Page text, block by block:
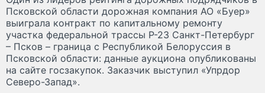
Псковской области дорожная компания АО «Буер»
выиграла контракт по капитальному ремонту
участка федеральной трассы Р-23 Санкт-Петербург
– Псков – граница с Республикой Белоруссия в
Псковской области: данные аукциона опубликованы
на сайте госзакупок. Заказчик выступил «Упрдор
Северо-Запад».